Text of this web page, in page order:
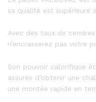
sa qualité est supérieure
Avec des taux de
n’encrasserez pas votre
Son pouvoir calorifique
assurés d’obtenir une
une montée rapide en